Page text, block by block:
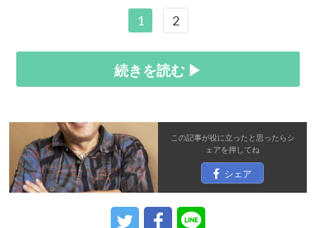
1 2
続きを読む ▶
この記事が役に立ったと思ったらシ
ェアを押してね
シェア